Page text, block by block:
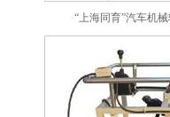
“上海同育”汽车机